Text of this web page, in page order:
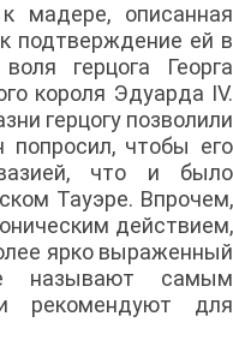
мадере, описанная
подтверждение ей в
герцога Георга
короля Эдуарда IV.
герцогу позволили
попросил, чтобы его
что и было
Тауэре. Впрочем,
действием,
ярко выраженный
называют самым
рекомендуют для